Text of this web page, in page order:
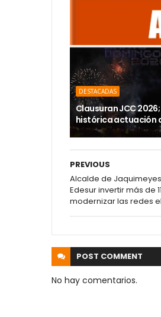
DESTACADAS
Clausuran JCC
histórica actuación
PREVIOUS
Alcalde de
Edesur invertir más de
modernizar las redes
POST COMMENT
No hay comentarios.